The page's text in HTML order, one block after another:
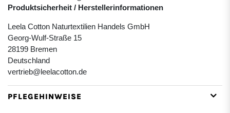
Produktsicherheit / Herstellerinformationen
Leela Cotton Naturtextilien Handels GmbH
Georg-Wulf-Straße 15
28199 Bremen
Deutschland
vertrieb@leelacotton.de
PFLEGEHINWEISE